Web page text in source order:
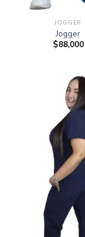
JOGGER
Jogger
$88,000